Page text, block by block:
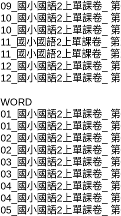
09_國小國語2上單課卷_
10_國小國語2上單課卷_
10_國小國語2上單課卷_
11_國小國語2上單課卷_
11_國小國語2上單課卷_
12_國小國語2上單課卷_
12_國小國語2上單課卷_
WORD
01_國小國語2上單課卷_
01_國小國語2上單課卷_
02_國小國語2上單課卷_
02_國小國語2上單課卷_
03_國小國語2上單課卷_
03_國小國語2上單課卷_
04_國小國語2上單課卷_
04_國小國語2上單課卷_
05_國小國語2上單課卷_